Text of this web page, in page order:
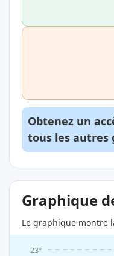
Obtenez un
tous les autres
Graphique
Le graphique montre
23°